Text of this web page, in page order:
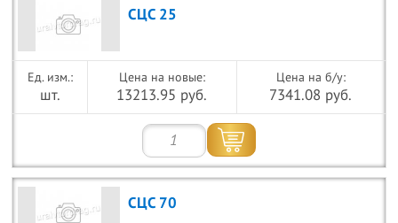
СЦС 25
шт.
Цена на новые:
13213.95 руб.
Цена на б/у:
7341.08 руб.
СЦС 70